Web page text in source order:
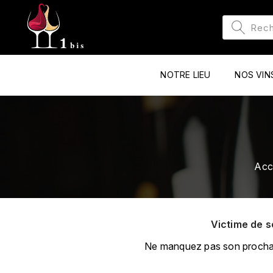
NOTRE LIEU NOS
Victime de
Ne manquez pas son